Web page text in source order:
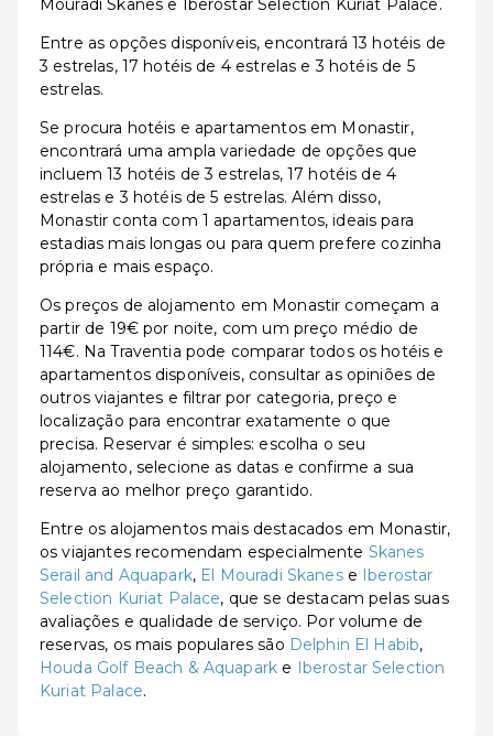
Mouradi Skanes e Iberostar Selection Kuriat Palace.
Entre as opções disponíveis, encontrará 13 hotéis de
3 estrelas, 17 hotéis de 4 estrelas e 3 hotéis de 5
estrelas.
Se procura hotéis e apartamentos em Monastir,
encontrará uma ampla variedade de opções que
incluem 13 hotéis de 3 estrelas, 17 hotéis de 4
estrelas e 3 hotéis de 5 estrelas. Além disso,
Monastir conta com 1 apartamentos, ideais para
estadias mais longas ou para quem prefere cozinha
própria e mais espaço.
Os preços de alojamento em Monastir começam a
partir de 19€ por noite, com um preço médio de
114€. Na Traventia pode comparar todos os hotéis e
apartamentos disponíveis, consultar as opiniões de
outros viajantes e filtrar por categoria, preço e
localização para encontrar exatamente o que
precisa. Reservar é simples: escolha o seu
alojamento, selecione as datas e confirme a sua
reserva ao melhor preço garantido.
Entre os alojamentos mais destacados em Monastir,
os viajantes recomendam especialmente Skanes
Serail and Aquapark, El Mouradi Skanese Iberostar
Selection Kuriat Palace, que se destacam pelas suas
avaliações e qualidade de serviço. Por volume de
reservas, os mais populares são Delphin El Habib,
Houda Golf Beach & Aquapark e Iberostar Selection
Kuriat Palace.